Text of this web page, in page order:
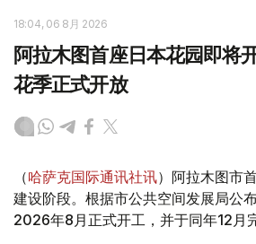
18:04, 06 8月 2026
阿拉木图首座日本花园即将
花季正式开放
（哈萨克国际通讯社讯）阿拉木图市
建设阶段。根据市公共空间发展局公
2026年8月正式开工，并于同年12月